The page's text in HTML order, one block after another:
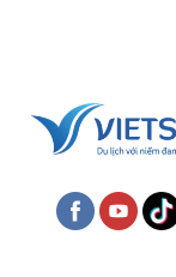
Chú ý: Trường